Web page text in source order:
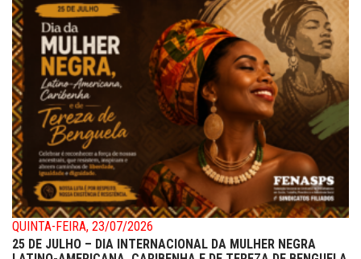
QUINTA-FEIRA, 23/07/2026
25 DE JULHO – DIA INTERNACIONAL DA MULHER NEGRA